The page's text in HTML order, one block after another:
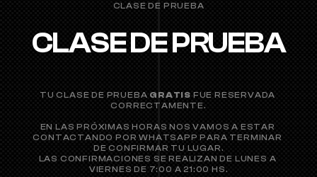
CLASE DE PRUEBA
CLASE DE PRUEBA
TU CLASE DE PRUEBA GRATIS FUE RESERVADA
CORRECTAMENTE.
EN LAS PRÓXIMAS HORAS NOS VAMOS A ESTAR
CONTACTANDO POR WHATSAPP PARA TERMINAR
DE CONFIRMAR TU LUGAR.
LAS CONFIRMACIONES SE REALIZAN DE LUNES A
VIERNES DE 7:00 A 21:00 HS.